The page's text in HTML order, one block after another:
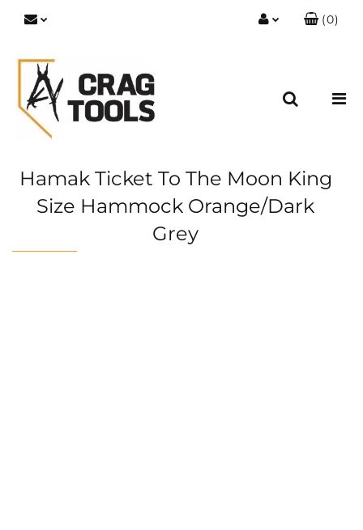
(0)
Hamak Ticket To The Moon King
Size Hammock Orange/Dark
Grey